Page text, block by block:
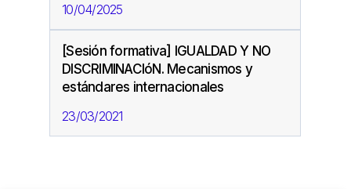
10/04/2025
[Sesión formativa] IGUALDAD Y NO
DISCRIMINACIóN. Mecanismos y
estándares internacionales
23/03/2021